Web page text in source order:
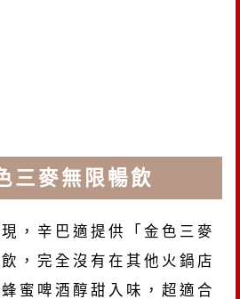
三麥無限暢飲
，辛巴適提供「金色三麥
，完全沒有在其他火鍋店
蜜啤酒醇甜入味，超適合